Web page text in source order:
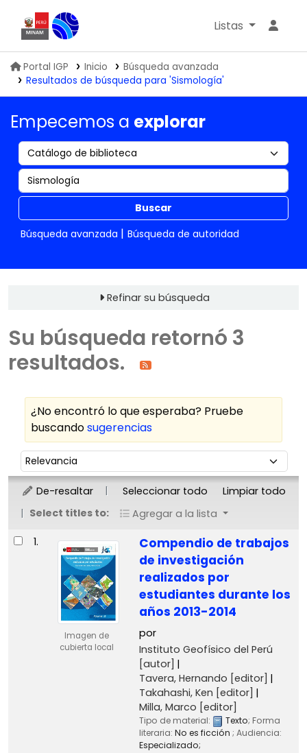
Biblioteca IGP
Listas
Portal IGP Inicio
Búsqueda avanzada
Resultados de búsqueda para 'Sismología'
Empecemos a explorar
Buscar
Búsqueda avanzada
Búsqueda de autoridad
Refinar su búsqueda
Su búsqueda retornó 3
resultados.
¿No encontró lo que esperaba? Pruebe
buscandosugerencias
Ordenar
Ordenar por:
De-resaltar Seleccionar todo
Limpiar todo
Select titles to:
Agregar a la lista
Resultados
1.
Imagen de
cubierta local
Compendio de trabajos
de investigación
realizados por
estudiantes durante los
años 2013-2014
por
Instituto Geofísico del Perú
[autor]
Tavera, Hernando [editor]
Takahashi, Ken [editor]
Milla, Marco [editor]
Tipo de material: Texto; Forma
literaria: No es ficción ; Audiencia:
Especializado;